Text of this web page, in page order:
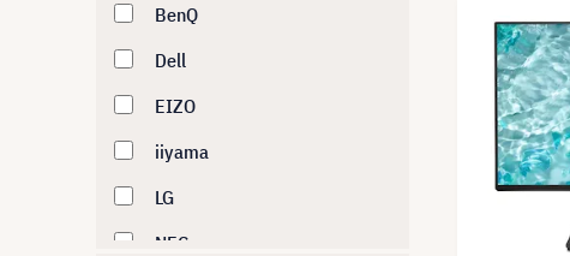
BenQ
Dell
EIZO
iiyama
LG
NEC